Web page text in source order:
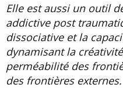
Elle est aussi un outil
addictive post
dissociative et la
dynamisant la
perméabilité des
des frontières externes.